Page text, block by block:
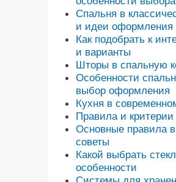
Спальня в
и идеи оформления
Как подобрать к
и варианты
Шторы в спальную
Особенности
выбор оформления
Кухня в
Правила и критерии
Основные правила
советы
Какой выбрать
особенности